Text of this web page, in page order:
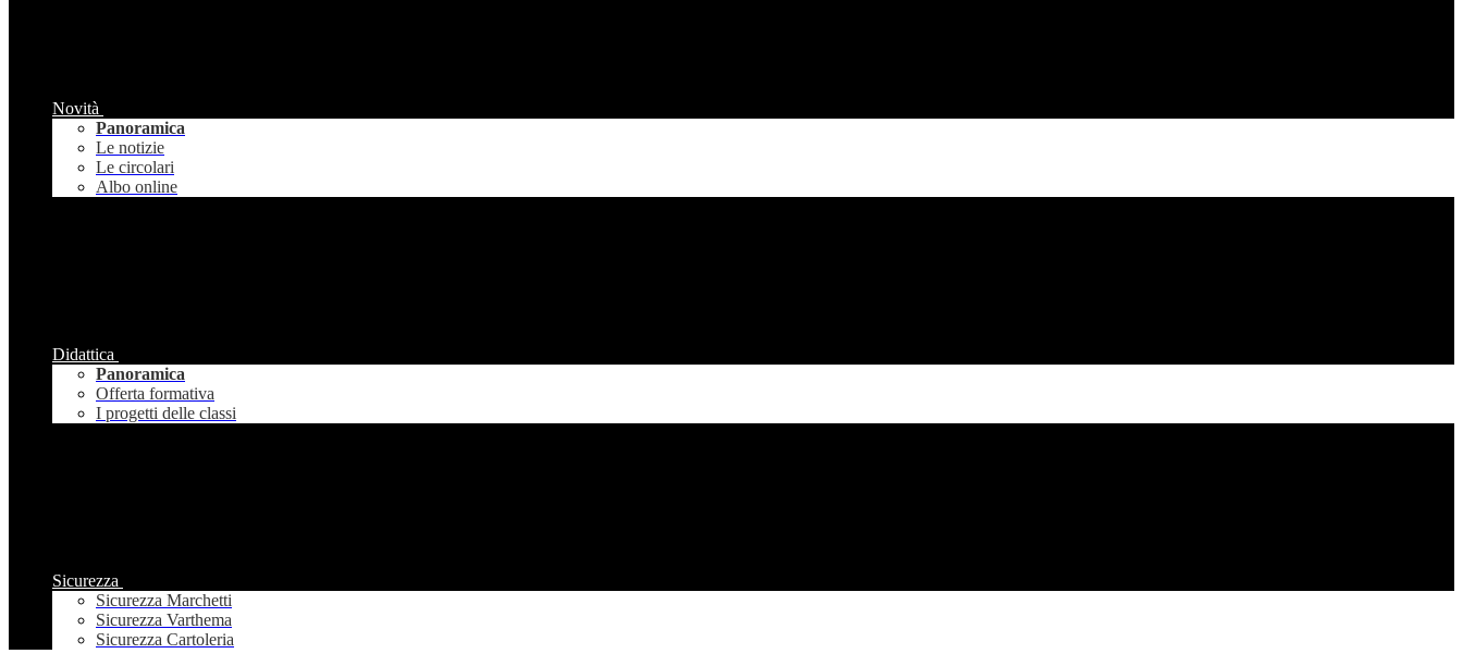
Novità
Panoramica
Le notizie
Le circolari
Albo online
Didattica
Panoramica
Offerta formativa
I progetti delle classi
Sicurezza
Sicurezza Marchetti
Sicurezza Varthema
Sicurezza Cartoleria